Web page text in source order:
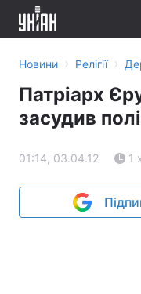
Новини › Релігії ›
Патріарх
засудив
01:14, 03.04.12 1